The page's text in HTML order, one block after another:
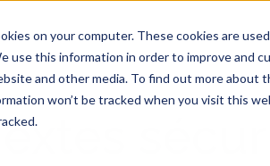
on your computer. These cookies are
use this information in order to improve and
and other media. To find out more about
won’t be tracked when you visit this